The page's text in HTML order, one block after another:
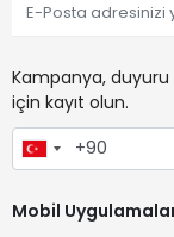
Kampanya,
için kayıt olun.
Mobil